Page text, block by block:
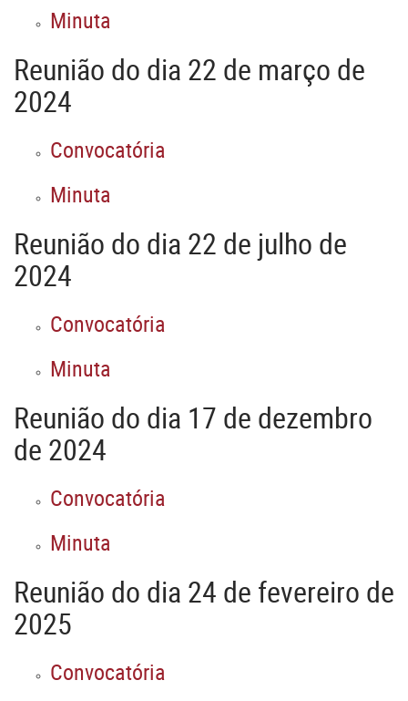
Minuta
Reunião do dia 22 de março de
2024
Convocatória
Minuta
Reunião do dia 22 de julho de
2024
Convocatória
Minuta
Reunião do dia 17 de dezembro
de 2024
Convocatória
Minuta
Reunião do dia 24 de fevereiro de
2025
Convocatória